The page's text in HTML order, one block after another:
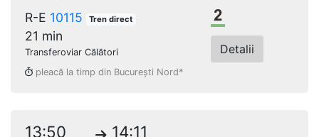
R-E 10115 Tren direct
21 min
Transferoviar Călători Detalii
pleacă la timp din București Nord*
13:50 14:11